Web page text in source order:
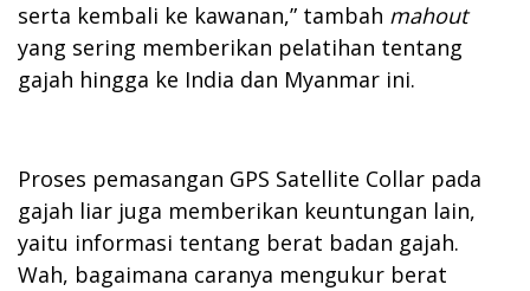
serta kembali ke kawanan,” tambah mahout
yang sering memberikan pelatihan tentang
gajah hingga ke India dan Myanmar ini.
Proses pemasangan GPS Satellite Collar pada
gajah liar juga memberikan keuntungan lain,
yaitu informasi tentang berat badan gajah.
Wah, bagaimana caranya mengukur berat